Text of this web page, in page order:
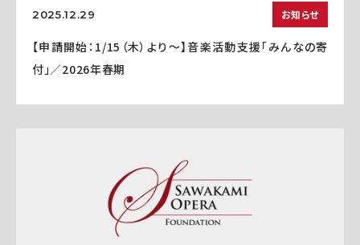
2025.12.29 お知らせ
【申請開始：1/15（木）より～】音楽活動支援「みんなの寄
付」／2026年春期